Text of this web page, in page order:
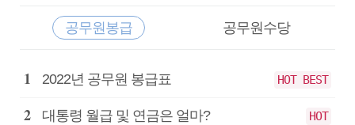
공무원봉급 공무원수당
공
원
2022년 공무원 봉급표 HOT BEST
대통령 월급 및 연금은 얼마? HOT